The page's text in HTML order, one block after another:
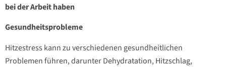
bei der Arbeit haben
Gesundheitsprobleme
Hitzestress kann zu verschiedenen gesundheitlichen
Problemen führen, darunter Dehydratation, Hitzschlag,